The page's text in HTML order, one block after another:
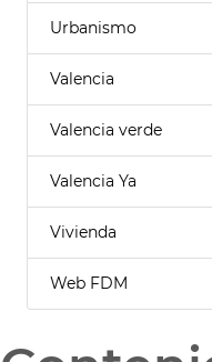
Urbanismo
Valencia
Valencia verde
Valencia Ya
Vivienda
Web FDM